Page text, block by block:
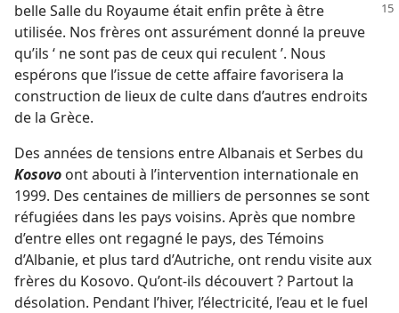
belle Salle du Royaume était enfin prête à être
utilisée. Nos frères ont assurément donné la preuve
qu’ils ‘ ne sont pas de ceux qui reculent ’. Nous
espérons que l’issue de cette affaire favorisera la
construction de lieux de culte dans d’autres endroits
de la Grèce.
Des années de tensions entre Albanais et Serbes du
Kosovo ont abouti à l’intervention internationale en
1999. Des centaines de milliers de personnes se sont
réfugiées dans les pays voisins. Après que nombre
d’entre elles ont regagné le pays, des Témoins
d’Albanie, et plus tard d’Autriche, ont rendu visite aux
frères du Kosovo. Qu’ont-​ils découvert ? Partout la
désolation. Pendant l’hiver, l’électricité, l’eau et le fuel